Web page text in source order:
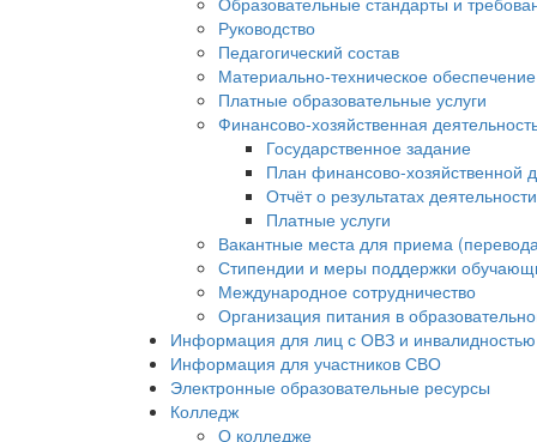
Руководство
Педагогический состав
Материально-техническое
Платные образовательные услуги
Финансово-хозяйственная
Государственное задание
План финансово-хозяйственной
Отчёт о результатах
Платные услуги
Вакантные места для приема
Стипендии и меры поддержки
Международное сотрудничество
Организация питания в
Информация для лиц с ОВЗ и инвалидностью
Информация для участников СВО
Электронные образовательные ресурсы
Колледж
О колледже